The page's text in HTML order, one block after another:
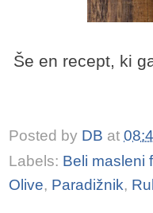
Še en recept, ki
Posted by DB at
Labels: Beli masleni
Olive, Paradižnik,